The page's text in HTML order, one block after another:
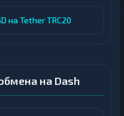
на Tether TRC20
на Dash